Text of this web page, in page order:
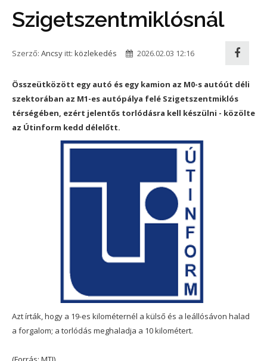
Szigetszentmiklósnál
Szerző: Ancsy itt: közlekedés 2026.02.03 12:16
Összeütközött egy autó és egy kamion az M0-s autóút déli
szektorában az M1-es autópálya felé Szigetszentmiklós
térségében, ezért jelentős torlódásra kell készülni - közölte
az Útinform kedd délelőtt.
Azt írták, hogy a 19-es kilométernél a külső és a leállósávon halad
a forgalom; a torlódás meghaladja a 10 kilométert.